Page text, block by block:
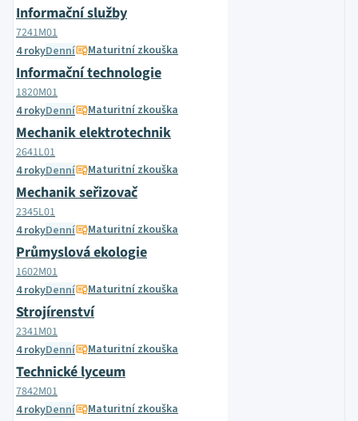
Informační služby
7241M01
4 rokyDenní Maturitní zkouška
Informační technologie
1820M01
4 rokyDenní Maturitní zkouška
Mechanik elektrotechnik
2641L01
4 rokyDenní Maturitní zkouška
Mechanik seřizovač
2345L01
4 rokyDenní Maturitní zkouška
Průmyslová ekologie
1602M01
4 rokyDenní Maturitní zkouška
Strojírenství
2341M01
4 rokyDenní Maturitní zkouška
Technické lyceum
7842M01
4 rokyDenní Maturitní zkouška